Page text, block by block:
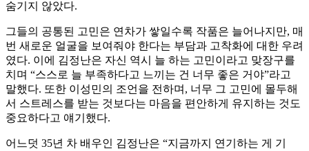
숨기지 않았다.
그들의 공통된 고민은 연차가 쌓일수록 작품은 늘어나지만, 매
번 새로운 얼굴을 보여줘야 한다는 부담과 고착화에 대한 우려
였다. 이에 김정난은 자신 역시 늘 하는 고민이라고 맞장구를
치며 “스스로 늘 부족하다고 느끼는 건 너무 좋은 거야”라고
말했다. 또한 이성민의 조언을 전하며, 너무 그 고민에 몰두해
서 스트레스를 받는 것보다는 마음을 편안하게 유지하는 것도
중요하다고 얘기했다.
어느덧 35년 차 배우인 김정난은 “지금까지 연기하는 게 기